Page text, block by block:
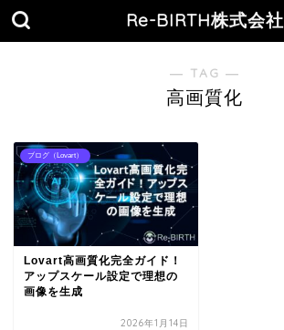
Re-BIRTH株式会社
― TAG ―
高画質化
ブログ（Lovart）
Lovart高画質化完全ガイド！
アップスケール設定で理想の
画像を生成
2026年1月14日